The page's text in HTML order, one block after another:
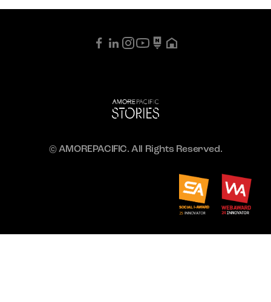
© AMOREPACIFIC. All Rights Reserved.